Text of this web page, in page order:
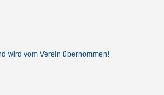
wird vom Verein übernommen!